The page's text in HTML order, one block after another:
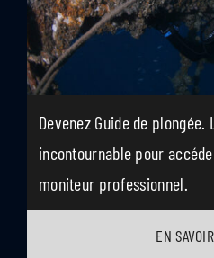
Devenez Guide de plongée.
incontournable pour
moniteur professionnel.
EN